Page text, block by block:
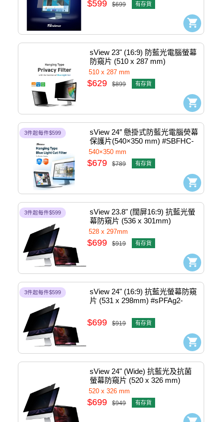
$599 $699 有存貨
sView 23" (16:9) 防藍光電腦螢幕
防窺片 (510 x 287 mm)
#SPFAG2-23W9
510 x 287 mm
$629 $899 有存貨
3件起每件$599
sView 24″ 懸掛式防藍光電腦熒幕
保護片(540×350 mm) #SBFHC-
24C-A
540×350 mm
$679 $789 有存貨
3件起每件$599
sView 23.8" (闊屏16:9) 抗藍光螢
幕防窺片 (536 x 301mm)
#sPFAg2-23.8w9-536
528 x 297mm
$699 $919 有存貨
3件起每件$599
sView 24" (16:9) 抗藍光螢幕防窺
片 (531 x 298mm) #sPFAg2-
$699 $919 有存貨
sView 24" (Wide) 抗藍光及抗菌
螢幕防窺片 (520 x 326 mm)
#SPFAG2-24W
520 x 326 mm
$699 $949 有存貨